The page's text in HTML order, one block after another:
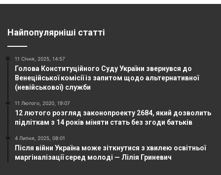
Найпопулярніші статті
11 Січня, 2025, 14:57
Голова Конституційного Суду України звернувся до
Венеційської комісії із запитом щодо альтернативної
(невійськової) служби
11 Лютого, 2020, 19:07
12 лютого розгляд законопроекту 2684, який дозволить
підліткам з 14 років міняти стать без згоди батьків
4 Липня, 2025, 08:01
Після війни Україна може зіткнутися з хвилею освітньої
маргіналізації серед молоді — Лілія Гриневич